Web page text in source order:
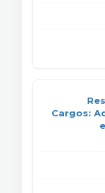
Cargos: